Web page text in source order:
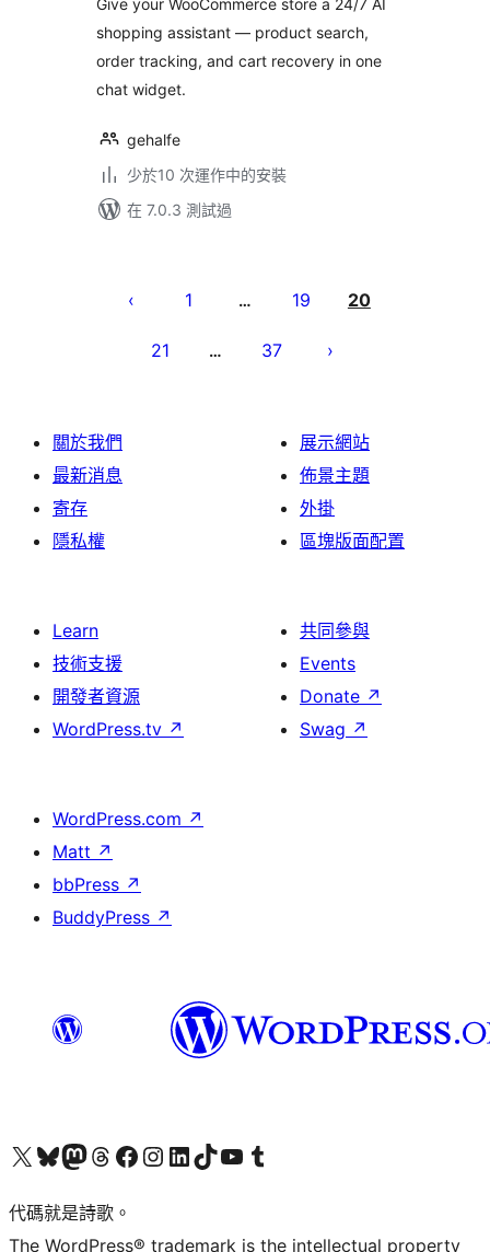
Give your WooCommerce store a 24/7 AI
shopping assistant — product search,
order tracking, and cart recovery in one
chat widget.
gehalfe
少於10 次運作中的安裝
在 7.0.3 測試過
pagination
1 … 19 20
21 … 37
關於我們
最新消息
寄存
隱私權
展示網站
佈景主題
外掛
區塊版面配置
Learn
技術支援
開發者資源
WordPress.tv ↗
共同參與
Events
Donate ↗
Swag ↗
WordPress.com ↗
Matt ↗
bbPress ↗
BuddyPress ↗
Visit our X (formerly Twitter) account
Visit our Bluesky account
Visit our Mastodon account
Visit our Threads account
訪問我們的 Facebook 專頁Visit our Instagram account
Visit our LinkedIn account
Visit our TikTok account
Visit our YouTube channel
Visit our Tumblr account
代碼就是詩歌。
The WordPress® trademark is the intellectual property